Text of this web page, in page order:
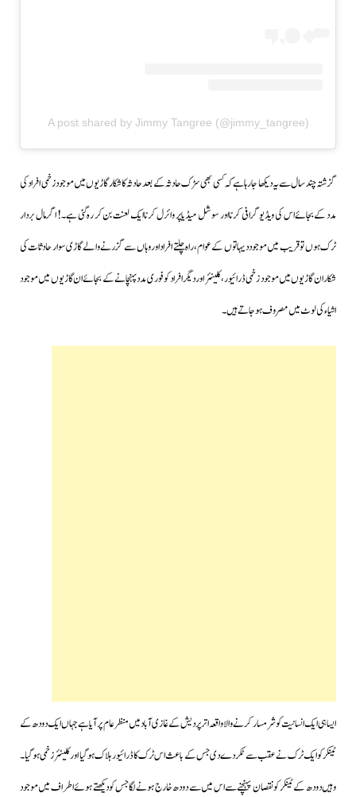
A post shared by Jimmy Tangree (@jimmy_tangree)
گزشتہ چند سال سے یہ دیکھا جارہا ہے کہ کسی بھی سڑک حادثہ کے بعد حادثہ کا شکار گاڑیوں میں موجو دزخمی افراد کی
مدد کےبجائے اس کی ویڈیو گرافی کرنا اور سوشل میڈیا پر وائرل کرنا ایک لعنت بن کر رہ گئی ہے۔! اگر مال بردار
ٹرک ہوں تو قریب میں موجود دیہاتوں کےعوام،راہ چلتے افراد اور وہاں سے گزرنے والے گاڑی سوار حادثات کی
شکار ان گاڑیوں میں موجود زخمی ڈرائیور، کلینئر اور دیگر افراد کو فوری مدد پہنچانے کے بجائے ان گاڑیوں میں موجود
اشیاء کی لوٹ میں مصروف ہوجاتے ہیں۔
ایسا ہی ایک انسانیت کو شرمسار کرنے والا واقعہ اتر پردیش کے غازی آباد میں منظر عام پر آیا ہےجہاں ایک دودھ کے
ٹینکر کو ایک ٹرک نے عقب سے ٹکر دے دی جس کے باعث اس ٹرک کا ڈرائیور ہلاک ہوگیا اور کلینئر زخمی ہوگیا۔
وہیں دودھ کے ٹینکر کو نقصان پہنچنے سے اس میں سے دودھ خارج ہونے لگا جس کو دیکھتے ہوئے اطراف میں موجود